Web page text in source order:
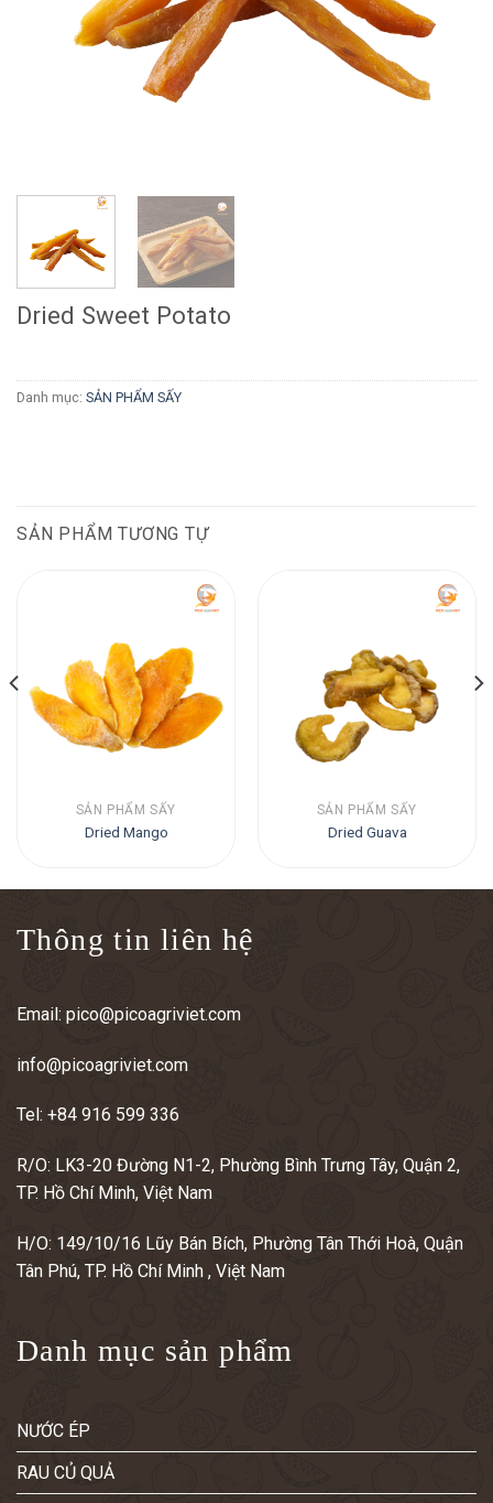
Dried Sweet Potato
Danh mục: SẢN PHẨM SẤY
SẢN PHẨM TƯƠNG TỰ
SẢN PHẨM SẤY
Dried Mango
SẢN PHẨM SẤY
Dried Guava
Thông tin liên hệ
Email: pico@picoagriviet.com
info@picoagriviet.com
Tel: +84 916 599 336
R/O: LK3-20 Đường N1-2, Phường Bình Trưng Tây, Quận 2,
TP. Hồ Chí Minh, Việt Nam
H/O: 149/10/16 Lũy Bán Bích, Phường Tân Thới Hoà, Quận
Tân Phú, TP. Hồ Chí Minh , Việt Nam
Danh mục sản phẩm
NƯỚC ÉP
RAU CỦ QUẢ